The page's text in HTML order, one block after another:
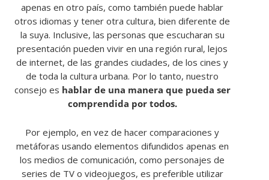
apenas en otro país, como también puede hablar
otros idiomas y tener otra cultura, bien diferente de
la suya. Inclusive, las personas que escucharan su
presentación pueden vivir en una región rural, lejos
de internet, de las grandes ciudades, de los cines y
de toda la cultura urbana. Por lo tanto, nuestro
consejo es hablar de una manera que pueda ser
comprendida por todos.
Por ejemplo, en vez de hacer comparaciones y
metáforas usando elementos difundidos apenas en
los medios de comunicación, como personajes de
series de TV o videojuegos, es preferible utilizar